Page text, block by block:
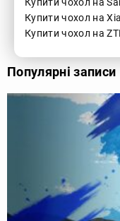
Купити чохол на
Купити чохол на
Популярні записи